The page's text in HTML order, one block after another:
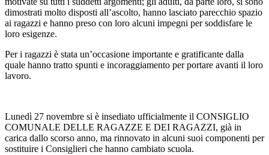
dimostrati molto disposti all’ascolto, hanno lasciato parecchio spazio
ai ragazzi e hanno preso con loro alcuni impegni per soddisfare le
loro esigenze.
Per i ragazzi è stata un’occasione importante e gratificante dalla
quale hanno tratto spunti e incoraggiamento per portare avanti il loro
lavoro.
Lunedì 27 novembre si è insediato ufficialmente il CONSIGLIO
COMUNALE DELLE RAGAZZE E DEI RAGAZZI, già in
carica dallo scorso anno, ma rinnovato in alcuni suoi componenti per
sostituire i Consiglieri che hanno cambiato scuola.